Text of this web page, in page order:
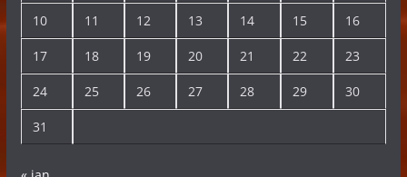
10 11 12 13 14 15 16
17 18 19 20 21 22 23
24 25 26 27 28 29 30
31